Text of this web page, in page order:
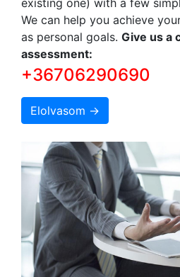
We can help you achieve
as personal goals. Give us a
assessment:
+36706290690
Elolvasom →